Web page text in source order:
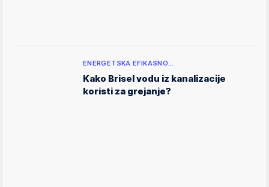
ENERGETSKA EFIKASNO…
Kako Brisel vodu iz kanalizacije
koristi za grejanje?